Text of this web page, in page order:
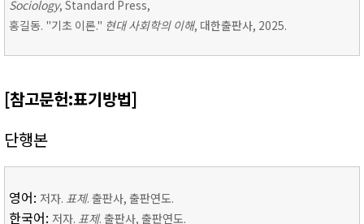
Sociology, Standard Press,
홍길동. "기초 이론." 현대 사회학의 이해, 대한출판사, 2025.
[참고문헌:표기방법]
단행본
영어: 저자. 표제. 출판사, 출판연도.
한국어: 저자. 표제. 출판사, 출판연도.